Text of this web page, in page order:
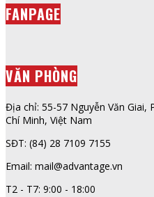
FANPAGE
VĂN PHÒNG
Địa chỉ: 55-57 Nguyễn Văn
Chí Minh, Việt Nam
SĐT: (84) 28 7109 7155
Email: mail@advantage.vn
T2 - T7: 9:00 - 18:00